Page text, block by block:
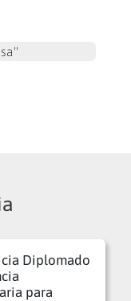
Diplomado
para